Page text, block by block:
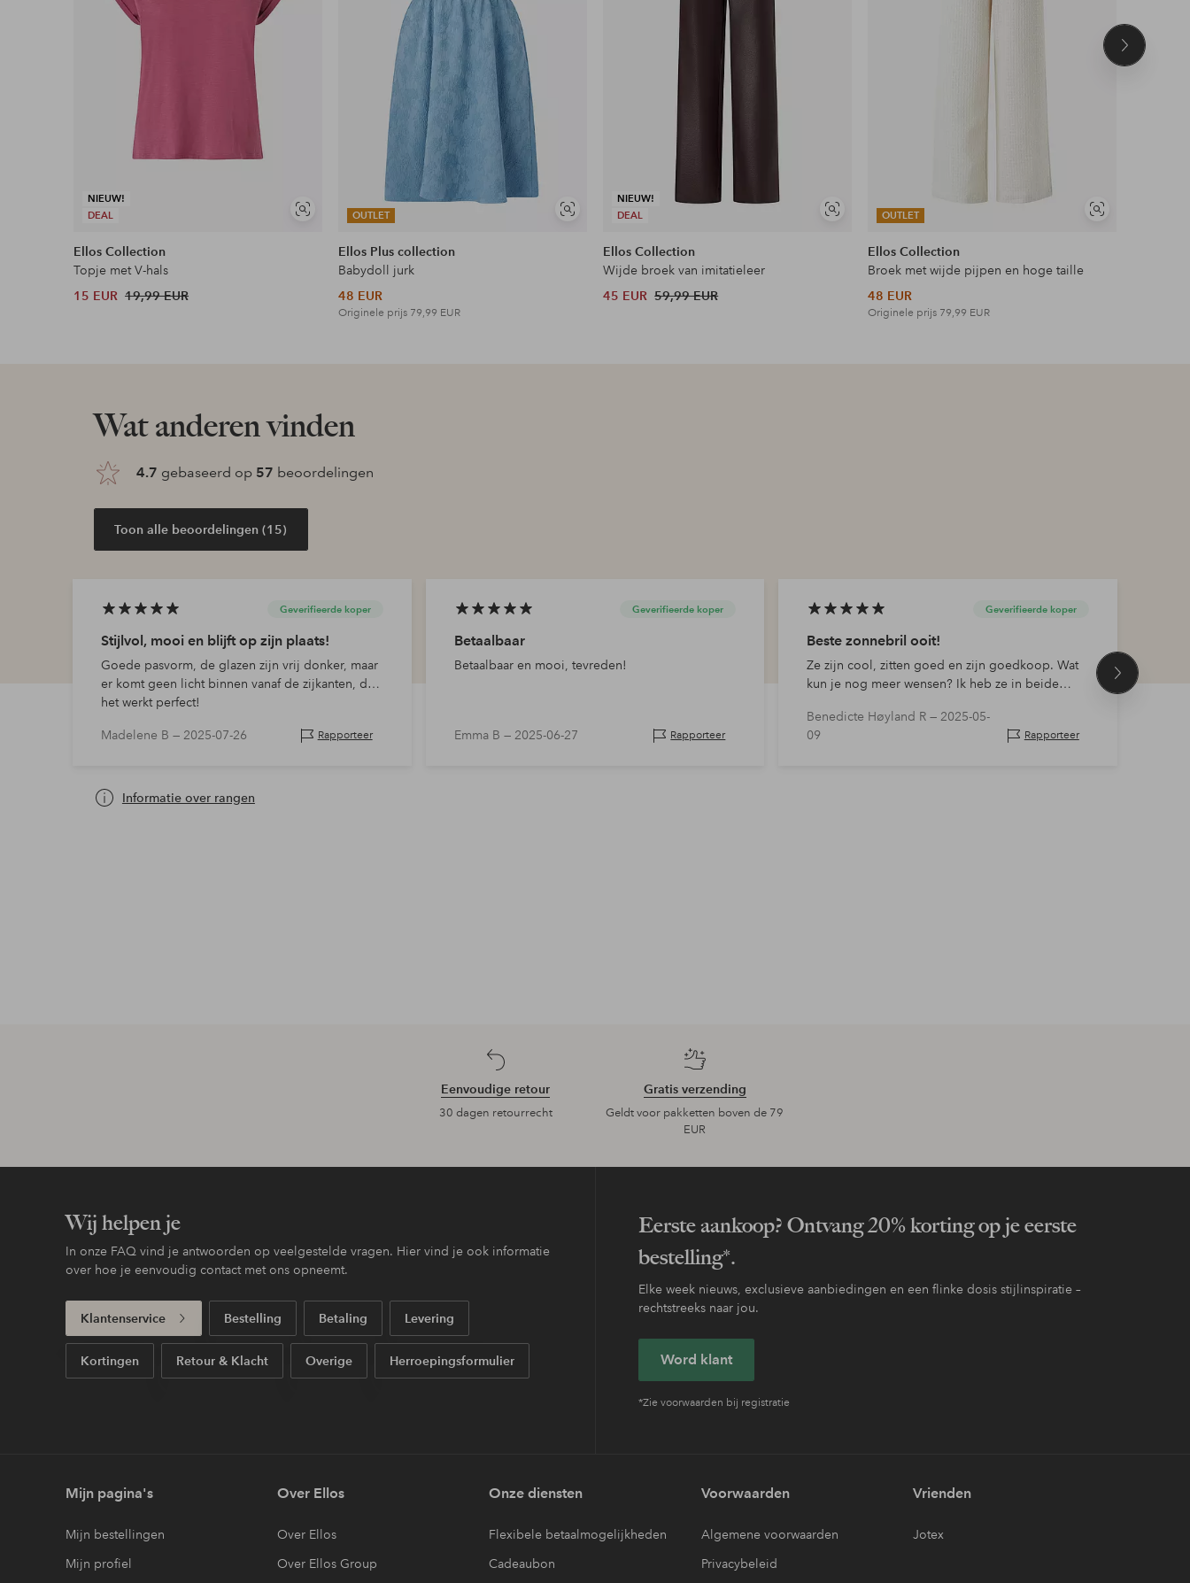
NIEUW!
DEAL
Soortgelijke
Ellos Collection
Topje met V-hals
15 EUR 19,99 EUR
OUTLET
Soortgelijke
Ellos Plus collection
Babydoll jurk
48 EUR
Originele prijs 79,99 EUR
NIEUW!
DEAL
Soortgelijke
Ellos Collection
Wijde broek van imitatieleer
45 EUR 59,99 EUR
OUTLET
Soortgelijke
Ellos Collection
Broek met wijde pijpen en hoge taille
48 EUR
Originele prijs 79,99 EUR
Volgend
Wat anderen vinden
4.7 gebaseerd op 57 beoordelingen
Toon alle beoordelingen (15)
Geverifieerde koper
Stijlvol, mooi en blijft op zijn plaats!
Goede pasvorm, de glazen zijn vrij donker, maar
er komt geen licht binnen vanaf de zijkanten, dus
het werkt perfect!
Madelene B — 2025-07-26 Rapporteer
Geverifieerde koper
Betaalbaar
Betaalbaar en mooi, tevreden!
Emma B — 2025-06-27 Rapporteer
Geverifieerde koper
Beste zonnebril ooit!
Ze zijn cool, zitten goed en zijn goedkoop. Wat
kun je nog meer wensen? Ik heb ze in beide
Benedicte Høyland R —2025-05-
09
Rapporteer
Volgend
Informatie over rangen
Eenvoudige retour
30 dagen retourrecht
Gratis verzending
Geldt voor pakketten boven de 79
EUR
Wij helpen je
In onze FAQ vind je antwoorden op veelgestelde vragen. Hier vind je ook informatie
over hoe je eenvoudig contact met ons opneemt.
Klantenservice Bestelling Betaling Levering
Kortingen Retour & Klacht Overige Herroepingsformulier
Eerste aankoop? Ontvang 20% korting op je eerste
bestelling*.
Elke week nieuws, exclusieve aanbiedingen en een flinke dosis stijlinspiratie –
rechtstreeks naar jou.
Word klant
*Zie voorwaarden bij registratie
Mijn pagina's
Mijn bestellingen
Mijn profiel
Over Ellos
Over Ellos
Over Ellos Group
Onze diensten
Flexibele betaalmogelijkheden
Cadeaubon
Voorwaarden
Algemene voorwaarden
Privacybeleid
Vrienden
Jotex